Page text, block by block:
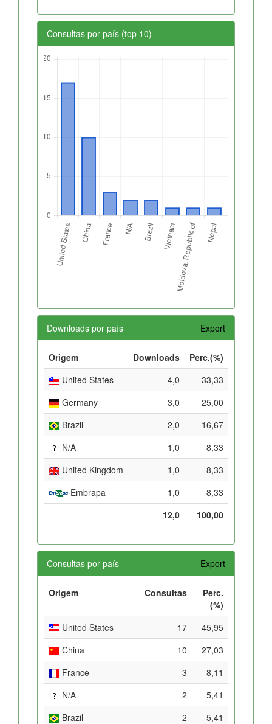
Consultas por país (top 10)
Downloads por país Export
Origem Downloads
Perc.(%)
United States
4,0
33,33
Germany
3,0
25,00
Brazil
2,0
16,67
N/A
1,0
8,33
United Kingdom
1,0
8,33
Embrapa
1,0
8,33
12,0
100,00
Consultas por país Export
Origem Consultas
Perc.
(%)
United States
17
45,95
China
10
27,03
France
3
8,11
N/A
2
5,41
Brazil
2
5,41